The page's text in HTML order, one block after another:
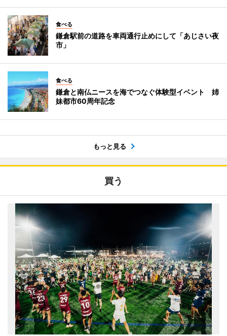
食べる
鎌倉駅前の道路を車両通行止めにして「あじさい夜
市」
食べる
鎌倉と南仏ニースを海でつなぐ体験型イベント 姉
妹都市60周年記念
もっと見る
買う